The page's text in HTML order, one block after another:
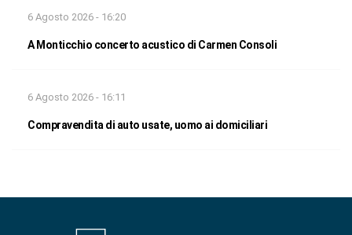
6 Agosto 2026 - 16:20
A Monticchio concerto acustico di Carmen Consoli
6 Agosto 2026 - 16:11
Compravendita di auto usate, uomo ai domiciliari